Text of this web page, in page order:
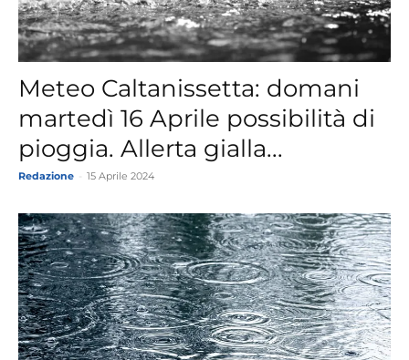
Meteo Caltanissetta: domani
martedì 16 Aprile possibilità di
pioggia. Allerta gialla...
Redazione 15 Aprile 2024